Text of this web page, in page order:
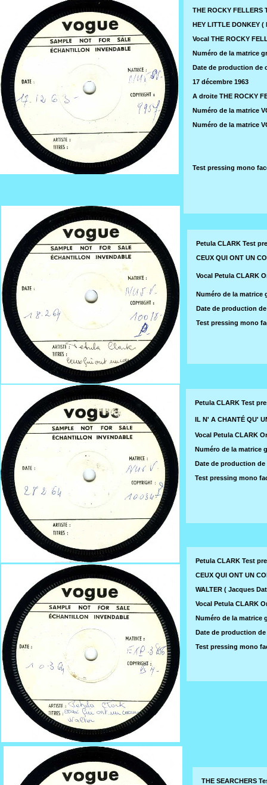
THE ROCKY FELLERS
HEY LITTLE DONKEY
Vocal THE ROCKY
Numéro de la matrice
Date de production de
17 décembre 1963
A droite THE ROCKY
Numéro de la matrice
Numéro de la matrice
Test pressing mono
Petula CLARK Test
CEUX QUI ONT UN
Vocal Petula CLARK
Numéro de la matrice
Date de production
Test pressing mono
Petula CLARK Test
IL N' A CHANTÉ QU'
Vocal Petula CLARK
Numéro de la matrice
Date de production de
Test pressing mono
Petula CLARK Test
CEUX QUI ONT UN
WALTER ( Jacques
Vocal Petula CLARK
Numéro de la matrice
Date de production
Test pressing mono
THE SEARCHERS